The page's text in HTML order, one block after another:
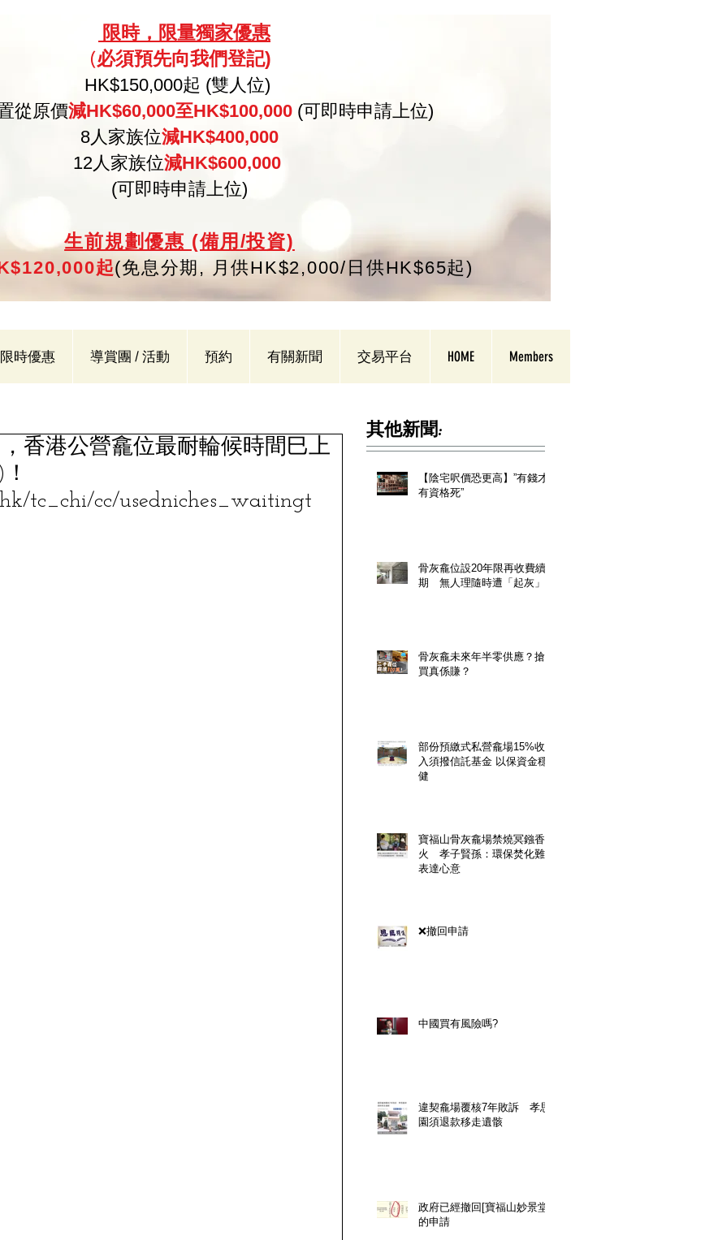
限時，限量獨家優惠
(必須預先向我們登記)
HK$150,000起 (雙人位)
從原價減HK$60,000至HK$100,000 (可即時申請上位)
8人家族位減HK$400,000
12人家族位減HK$600,000
(可即時申請上位)
生前規劃優惠 (備用/投資)
起(免息分期, 月供HK$2,000/日供HK$65起)
限時優惠 導賞團 / 活動 預約 有關新聞 交易平台 HOME Members
，香港公營龕位最耐輪候時間巳上
tc_chi/cc/usedniches_waitingt
其他新聞:
【陰宅呎價恐更高】”有錢才
有資格死”
骨灰龕位設20年限再收費續
期 無人理隨時遭「起灰」
骨灰龕未來年半零供應？搶
買真係賺？
部份預繳式私營龕場15%收
入須撥信託基金 以保資金穩
健
寶福山骨灰龕場禁燒冥鏹香
火 孝子賢孫：環保焚化難
表達心意
❌撤回申請
中國買有風險嗎?
違契龕場覆核7年敗訴 孝思
園須退款移走遺骸
政府已經撤回[寶福山妙景堂]
的申請